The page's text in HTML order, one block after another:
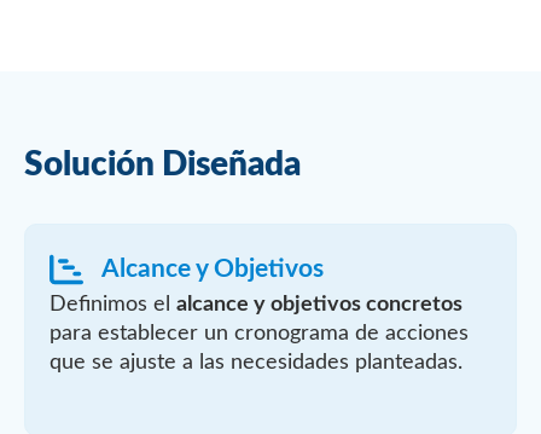
Solución Diseñada
Alcance y Objetivos
Definimos el alcance y objetivos concretos
para establecer un cronograma de acciones
que se ajuste a las necesidades planteadas.